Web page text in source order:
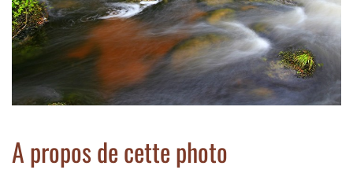
A propos de cette photo